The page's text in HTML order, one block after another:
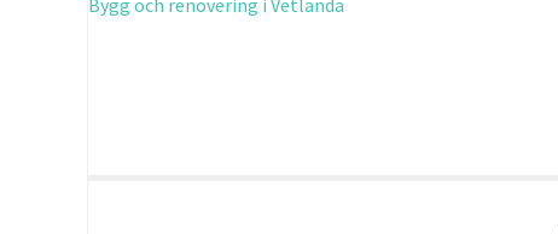
Bygg och renovering i Vetlanda